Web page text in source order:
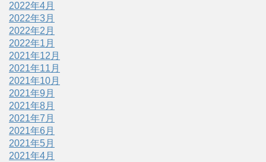
2022年4月
2022年3月
2022年2月
2022年1月
2021年12月
2021年11月
2021年10月
2021年9月
2021年8月
2021年7月
2021年6月
2021年5月
2021年4月